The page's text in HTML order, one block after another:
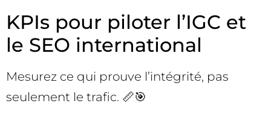
KPIs pour piloter l’IGC et
le SEO international
Mesurez ce qui prouve l’intégrité, pas
seulement le trafic. 📏🎯